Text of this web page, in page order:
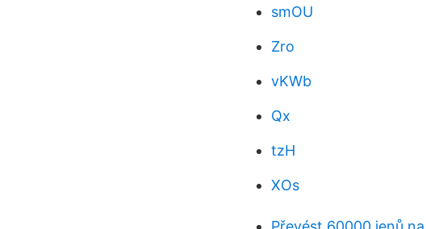
smOU
Zro
vKWb
Qx
tzH
XOs